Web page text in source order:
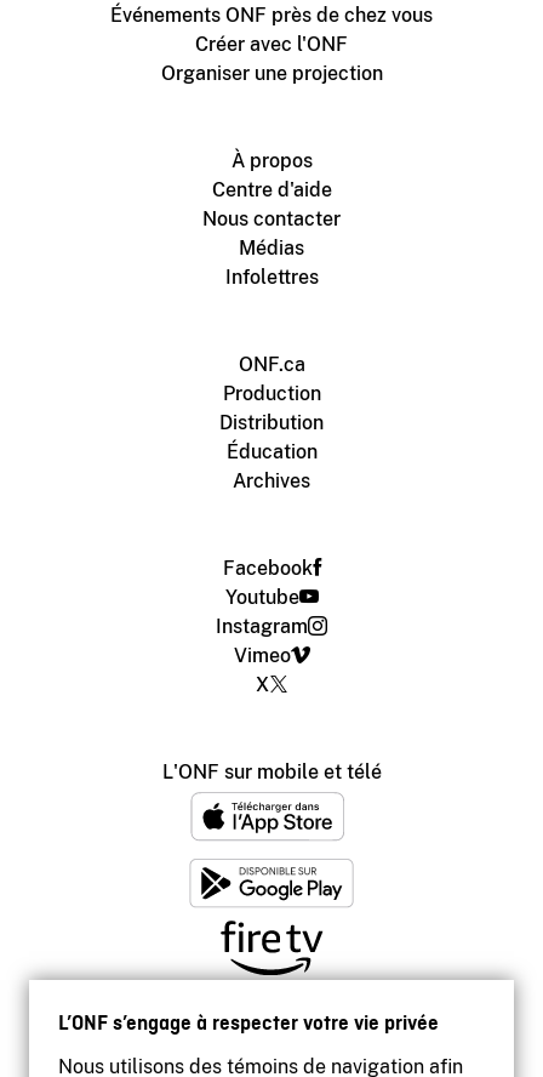
L’ONF s’engage à respecter votre vie privée
Nous utilisons des témoins de navigation afin
Événements ONF près de chez vous
Créer avec l'ONF
Organiser une projection
À propos
Centre d'aide
Nous contacter
Médias
Infolettres
ONF.ca
Production
Distribution
Éducation
Archives
Facebook
Youtube
Instagram
Vimeo
X
L'ONF sur mobile et télé